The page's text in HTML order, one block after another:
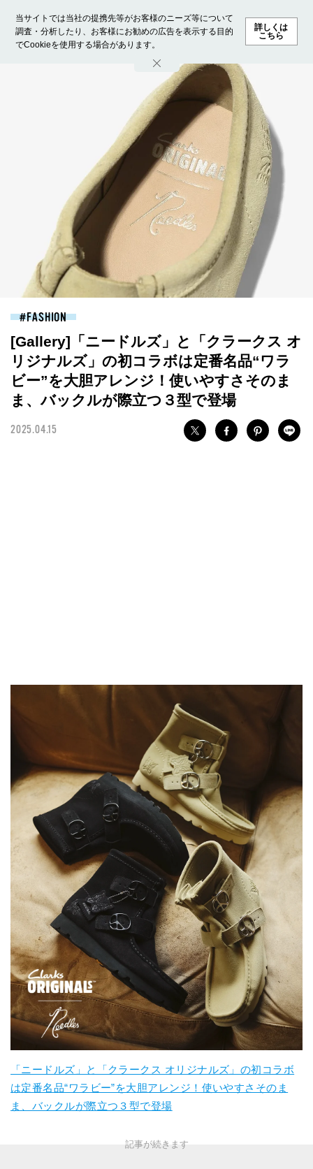
当サイトでは当社の提携先等がお客様のニーズ等について
調査・分析したり、お客様にお勧めの広告を表示する目的
でCookieを使用する場合があります。
詳しくは
こちら
ホーム モデル募集 ランキング ファッション ビューテ
FASHION
[Gallery]「ニードルズ」と「クラークス オ
リジナルズ」の初コラボは定番名品“ワラ
ビー”を大胆アレンジ！使いやすさそのま
ま、バックルが際立つ３型で登場
2025.04.15
「ニードルズ」と「クラークス オリジナルズ」の初コラボ
は定番名品“ワラビー”を大胆アレンジ！使いやすさそのま
ま、バックルが際立つ３型で登場